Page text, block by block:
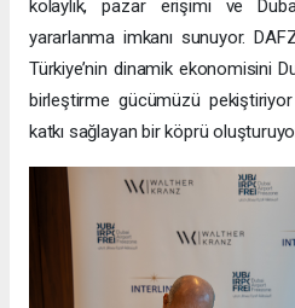
kolaylık, pazar erişimi ve
yararlanma imkanı sunuyor.
Türkiye’nin dinamik ekonomisini
birleştirme gücümüzü
katkı sağlayan bir köprü